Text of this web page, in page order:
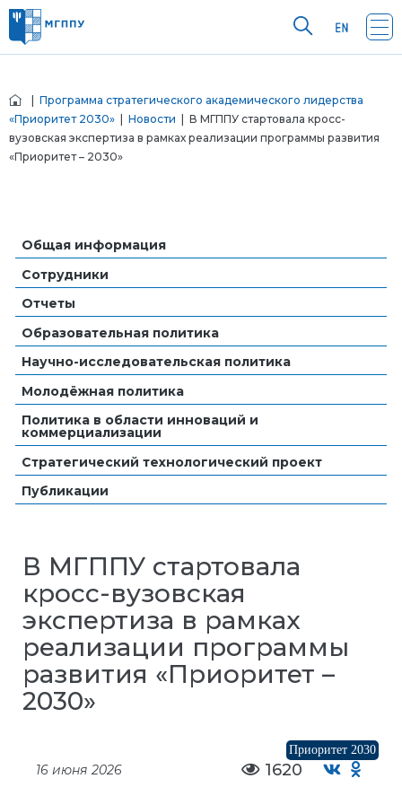
Программа стратегического академического лидерства
«Приоритет 2030»
Новости | В МГППУ стартовала кросс-
вузовская экспертиза в рамках реализации программы развития
«Приоритет – 2030»
Общая информация
Сотрудники
Отчеты
Образовательная политика
Научно-исследовательская политика
Молодёжная политика
Политика в области инноваций и
коммерциализации
Стратегический технологический проект
Публикации
В МГППУ стартовала
кросс-вузовская
экспертиза в рамках
реализации программы
развития «Приоритет –
2030»
Приоритет 2030
16 июня 2026 1620